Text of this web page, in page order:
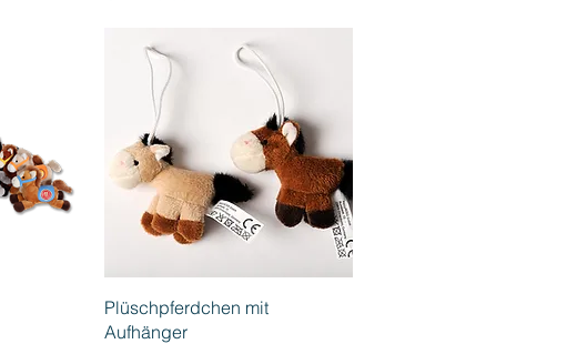
Schnellansicht
Plüschpferdchen mit
Aufhänger